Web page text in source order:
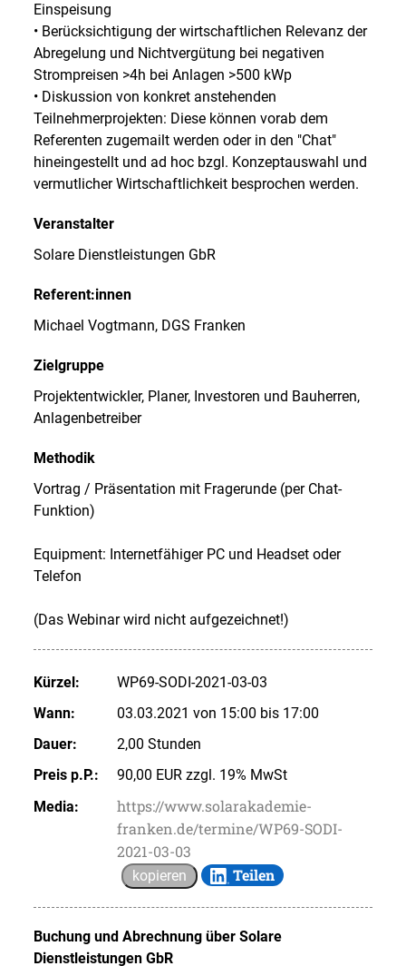
Einspeisung
• Berücksichtigung der wirtschaftlichen Relevanz der
Abregelung und Nichtvergütung bei negativen
Strompreisen >4h bei Anlagen >500 kWp
• Diskussion von konkret anstehenden
Teilnehmerprojekten: Diese können vorab dem
Referenten zugemailt werden oder in den "Chat"
hineingestellt und ad hoc bzgl. Konzeptauswahl und
vermutlicher Wirtschaftlichkeit besprochen werden.
Veranstalter
Solare Dienstleistungen GbR
Referent:innen
Michael Vogtmann, DGS Franken
Zielgruppe
Projektentwickler, Planer, Investoren und Bauherren,
Anlagenbetreiber
Methodik
Vortrag / Präsentation mit Fragerunde (per Chat-
Funktion)
Equipment: Internetfähiger PC und Headset oder
Telefon
(Das Webinar wird nicht aufgezeichnet!)
Kürzel:
WP69-SODI-2021-03-03
Wann:
03.03.2021 von 15:00 bis 17:00
Dauer:
2,00 Stunden
Preis p.P.:
90,00 EUR zzgl. 19% MwSt
Media:
https://www.solarakademie-
franken.de/termine/WP69-SODI-
2021-03-03
kopieren Teilen
Buchung und Abrechnung über Solare
Dienstleistungen GbR